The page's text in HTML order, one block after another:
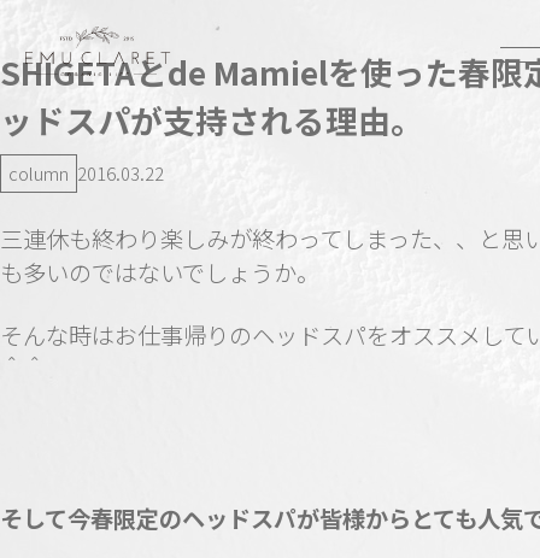
SHIGETAとde Mamielを使った春限
ッドスパが支持される理由。
column 2016.03.22
三連休も終わり楽しみが終わってしまった、、と思
も多いのではないでしょうか。
そんな時はお仕事帰りのヘッドスパをオススメして
＾＾
そして今春限定のヘッドスパが皆様からとても人気